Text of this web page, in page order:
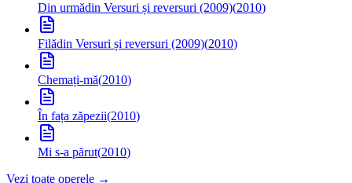
Din urmădin Versuri și reversuri (2009)(2010)
Filădin Versuri și reversuri (2009)(2010)
Chemați-mă(2010)
În fața zăpezii(2010)
Mi s-a părut(2010)
Vezi toate operele →